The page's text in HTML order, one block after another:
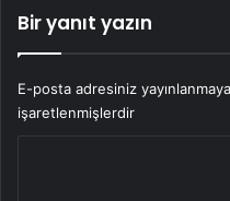
Bir yanıt yazın
E-posta adresiniz
işaretlenmişlerdir